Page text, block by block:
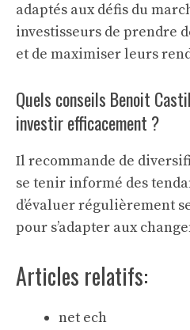
adaptés aux défis du
investisseurs de prendre
et de maximiser leurs
Quels conseils Benoit
investir efficacement ?
Il recommande de
se tenir informé des
d’évaluer régulièrement
pour s’adapter aux
Articles relatifs:
net ech